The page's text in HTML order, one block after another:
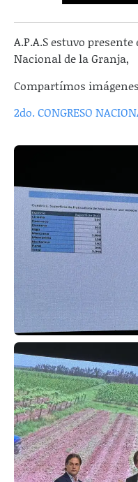
A.P.A.S estuvo
Nacional de la Granja,
Compartímos
2do. CONGRESO